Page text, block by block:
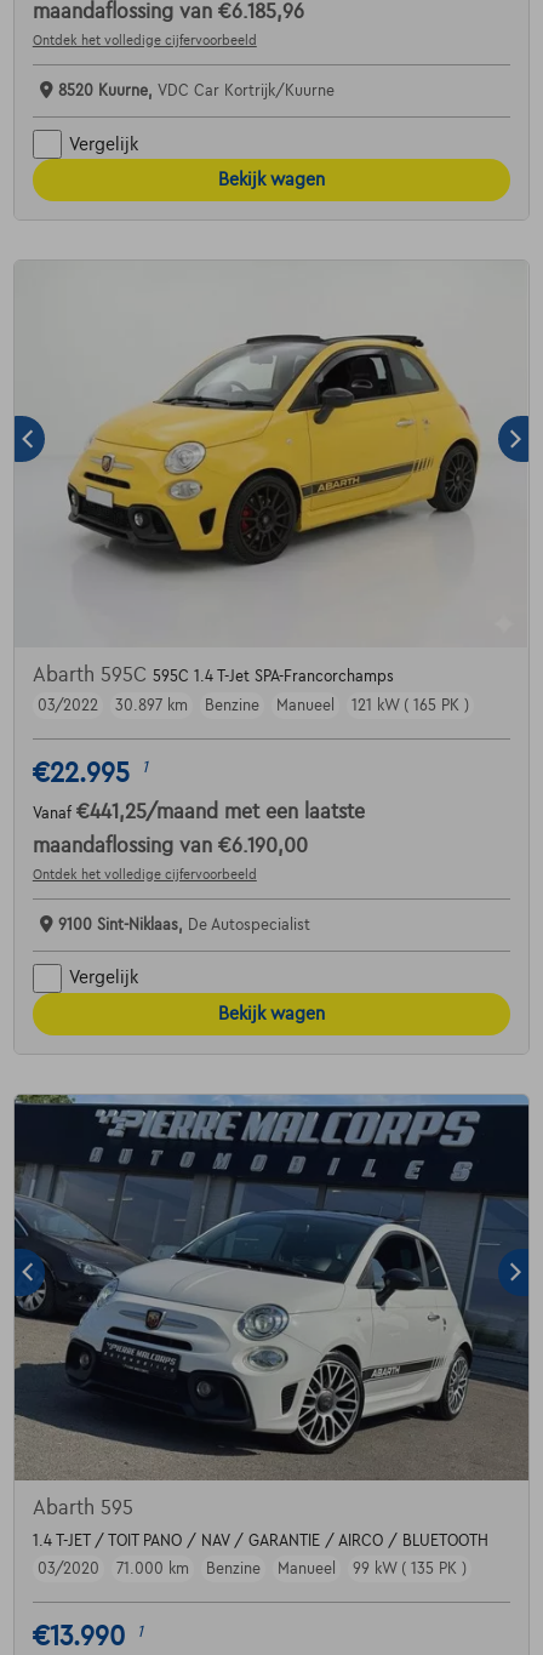
maandaflossing van €6.185,96
Ontdek het volledige cijfervoorbeeld
8520 Kuurne, VDC Car Kortrijk/Kuurne
Vergelijk
Bekijk wagen
Abarth 595C 595C 1.4 T-Jet SPA-Francorchamps
03/2022
30.897 km Benzine Manueel 121 kW ( 165 PK )
€22.995 1
Vanaf €441,25/maand met een laatste
maandaflossing van €6.190,00
Ontdek het volledige cijfervoorbeeld
9100 Sint-Niklaas, De Autospecialist
Vergelijk
Bekijk wagen
Abarth 595
1.4 T-JET / TOIT PANO / NAV / GARANTIE / AIRCO / BLUETOOTH
03/2020
71.000 km Benzine Manueel 99 kW ( 135 PK )
€13.990 1